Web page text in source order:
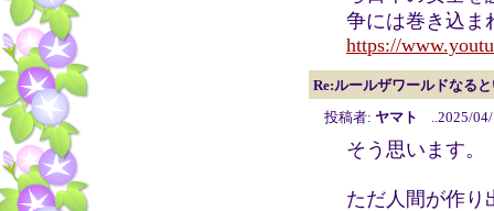
争には巻き込ま
https://
Re:ルールザワールドなる
投稿者: ヤマト ..2025/04/
そう思います。
ただ人間が作り